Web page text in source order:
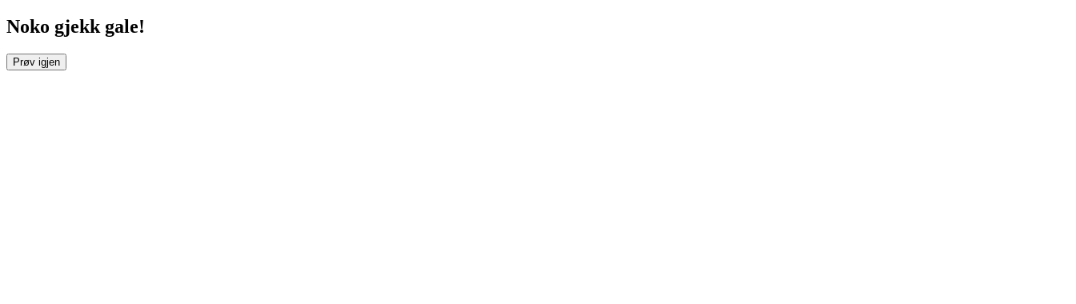
Noko gjekk gale!
Prøv igjen